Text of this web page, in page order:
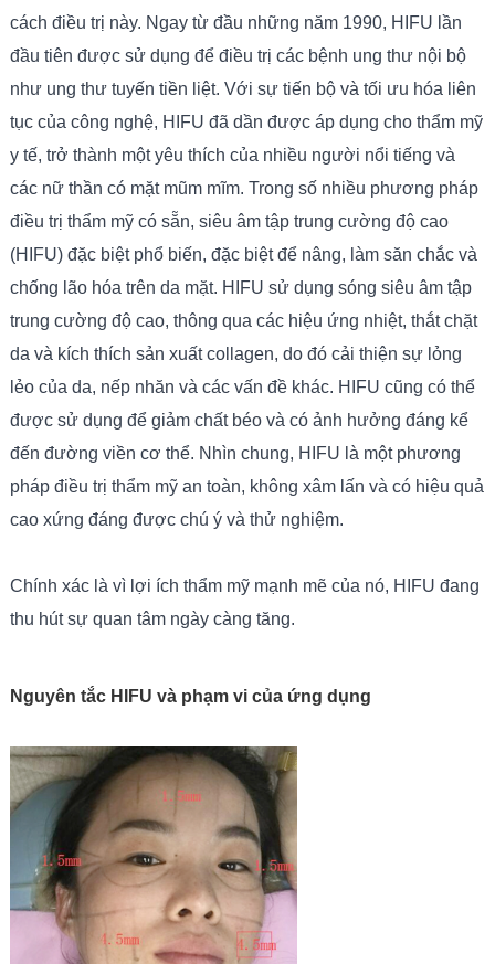
cách điều trị này. Ngay từ đầu những năm 1990, HIFU lần
đầu tiên được sử dụng để điều trị các bệnh ung thư nội bộ
như ung thư tuyến tiền liệt. Với sự tiến bộ và tối ưu hóa liên
tục của công nghệ, HIFU đã dần được áp dụng cho thẩm mỹ
y tế, trở thành một yêu thích của nhiều người nổi tiếng và
các nữ thần có mặt mũm mĩm. Trong số nhiều phương pháp
điều trị thẩm mỹ có sẵn, siêu âm tập trung cường độ cao
(HIFU) đặc biệt phổ biến, đặc biệt để nâng, làm săn chắc và
chống lão hóa trên da mặt. HIFU sử dụng sóng siêu âm tập
trung cường độ cao, thông qua các hiệu ứng nhiệt, thắt chặt
da và kích thích sản xuất collagen, do đó cải thiện sự lỏng
lẻo của da, nếp nhăn và các vấn đề khác. HIFU cũng có thể
được sử dụng để giảm chất béo và có ảnh hưởng đáng kể
đến đường viền cơ thể. Nhìn chung, HIFU là một phương
pháp điều trị thẩm mỹ an toàn, không xâm lấn và có hiệu quả
cao xứng đáng được chú ý và thử nghiệm.
Chính xác là vì lợi ích thẩm mỹ mạnh mẽ của nó, HIFU đang
thu hút sự quan tâm ngày càng tăng.
Nguyên tắc HIFU và phạm vi của ứng dụng